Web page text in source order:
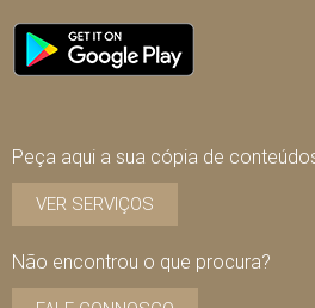
Peça aqui a sua cópia de
VER SERVIÇOS
Não encontrou o que procura?